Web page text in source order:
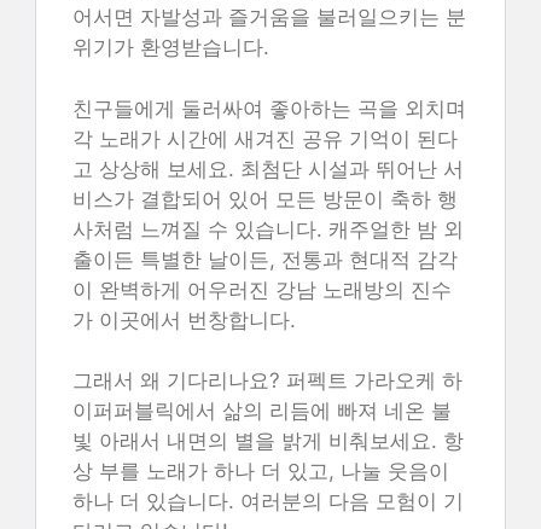
어서면 자발성과 즐거움을 불러일으키는 분
위기가 환영받습니다.
친구들에게 둘러싸여 좋아하는 곡을 외치며
각 노래가 시간에 새겨진 공유 기억이 된다
고 상상해 보세요. 최첨단 시설과 뛰어난 서
비스가 결합되어 있어 모든 방문이 축하 행
사처럼 느껴질 수 있습니다. 캐주얼한 밤 외
출이든 특별한 날이든, 전통과 현대적 감각
이 완벽하게 어우러진 강남 노래방의 진수
가 이곳에서 번창합니다.
그래서 왜 기다리나요? 퍼펙트 가라오케 하
이퍼퍼블릭에서 삶의 리듬에 빠져 네온 불
빛 아래서 내면의 별을 밝게 비춰보세요. 항
상 부를 노래가 하나 더 있고, 나눌 웃음이
하나 더 있습니다. 여러분의 다음 모험이 기